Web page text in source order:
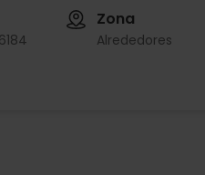
Zona
Alrededores